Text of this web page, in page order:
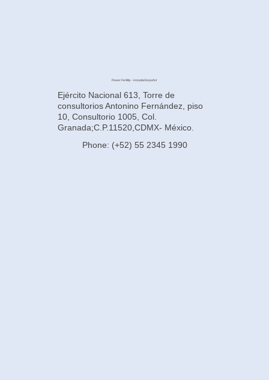
Power Fertility - Hospital Español
Ejército Nacional 613, Torre de
consultorios Antonino Fernández, piso
10, Consultorio 1005, Col.
Granada;C.P.11520,CDMX- México.
Phone: (+52) 55 2345 1990